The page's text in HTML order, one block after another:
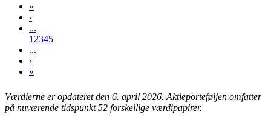
«
‹
...
1 2345
...
›
»
Værdierne er opdateret den 6. april 2026. Aktieporteføljen omfatter
på nuværende tidspunkt 52 forskellige værdipapirer.